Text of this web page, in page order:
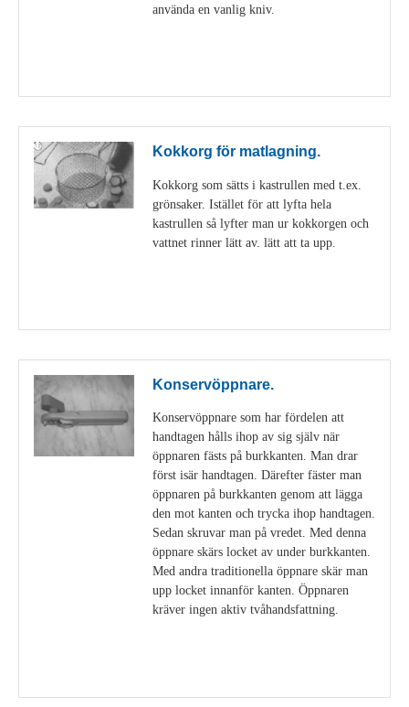
använda en vanlig kniv.
Kokkorg för matlagning.
Kokkorg som sätts i kastrullen med t.ex.
grönsaker. Istället för att lyfta hela
kastrullen så lyfter man ur kokkorgen och
vattnet rinner lätt av. lätt att ta upp.
Konservöppnare.
Konservöppnare som har fördelen att
handtagen hålls ihop av sig själv när
öppnaren fästs på burkkanten. Man drar
först isär handtagen. Därefter fäster man
öppnaren på burkkanten genom att lägga
den mot kanten och trycka ihop handtagen.
Sedan skruvar man på vredet. Med denna
öppnare skärs locket av under burkkanten.
Med andra traditionella öppnare skär man
upp locket innanför kanten. Öppnaren
kräver ingen aktiv tvåhandsfattning.